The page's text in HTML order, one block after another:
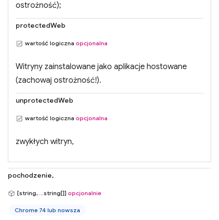
ostrożność);
protectedWeb
wartość logiczna opcjonalna
Witryny zainstalowane jako aplikacje hostowane
(zachowaj ostrożność!).
unprotectedWeb
wartość logiczna opcjonalna
zwykłych witryn,
pochodzenie,
[string, ...string[]] opcjonalnie
Chrome 74 lub nowsza